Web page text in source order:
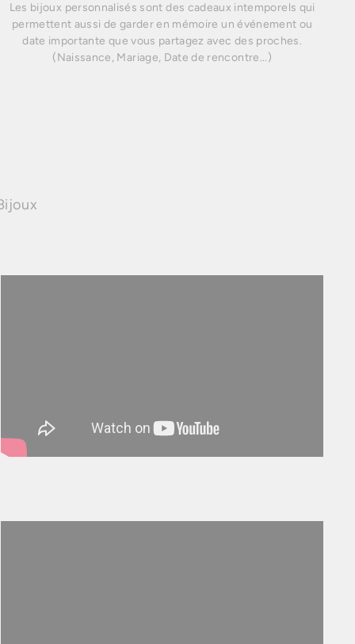
Les bijoux personnalisés sont des cadeaux intemporels qui
permettent aussi de garder en mémoire un événement ou
date importante que vous partagez avec des proches.
(Naissance, Mariage, Date de rencontre...)